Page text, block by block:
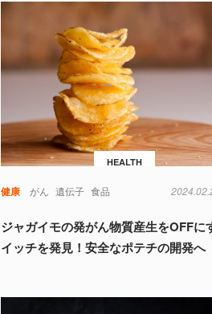
HEALTH
健康 がん 遺伝子 食品
ジャガイモの発がん物質産生をOFFに
イッチを発見！安全なポテチの開発へ